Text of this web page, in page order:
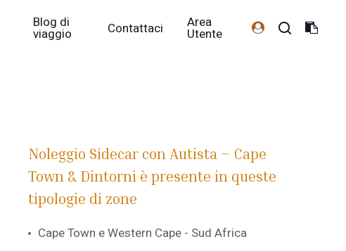
Blog di
viaggio Contattaci Area
Utente
Noleggio Sidecar con Autista – Cape
Town & Dintorni è presente in queste
tipologie di zone
Cape Town e Western Cape - Sud Africa